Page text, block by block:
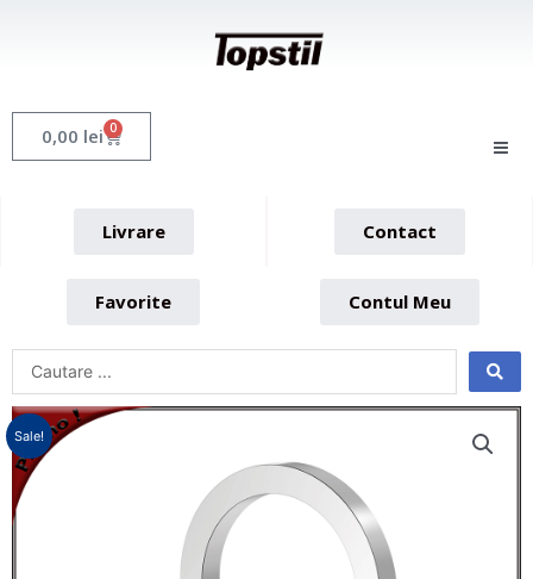
0,00 lei 0 Cart
Livrare Contact
Favorite Contul Meu
Sale!